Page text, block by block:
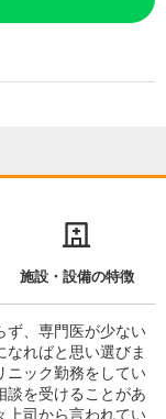
施設・設備の特徴
ず、専門医が少ない
ればと思い選びま
ニック勤務をしてい
談を受けることがあ
上司から言われてい